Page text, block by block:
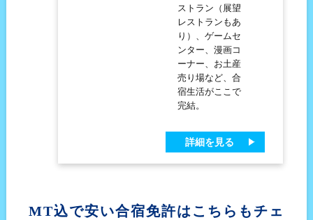
ストラン（展望
レストランもあ
り）、ゲームセ
ンター、漫画コ
ーナー、お土産
売り場など、合
宿生活がここで
完結。
詳細を見る
MT込で安い合宿免許はこちらもチェ